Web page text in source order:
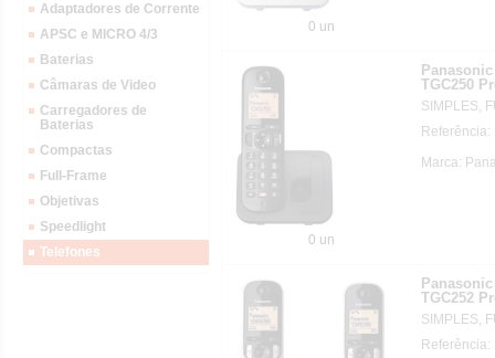
Adaptadores de Corrente
APSC e MICRO 4/3
Baterias
Câmaras de Video
Carregadores de
Baterias
Compactas
Full-Frame
Objetivas
Speedlight
Telefones
0 un
0 un
TGC250
SIMPLES,
Referência:
Marca:
TGC252
SIMPLES,
Referência: